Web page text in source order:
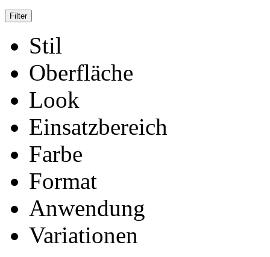
Stil
Oberfläche
Look
Einsatzbereich
Farbe
Format
Anwendung
Variationen